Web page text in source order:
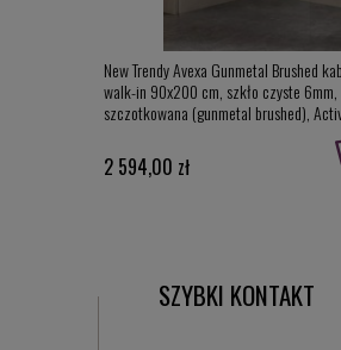
New Trendy Avexa Gunmetal Brushed
walk-in 90x200 cm, szkło czyste
szczotkowana (gunmetal brushed),
2 594,00 zł
SZYBKI KONTAKT